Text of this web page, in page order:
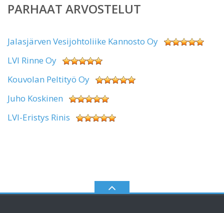
PARHAAT ARVOSTELUT
Jalasjärven Vesijohtoliike Kannosto Oy
LVI Rinne Oy
Kouvolan Peltityö Oy
Juho Koskinen
LVI-Eristys Rinis